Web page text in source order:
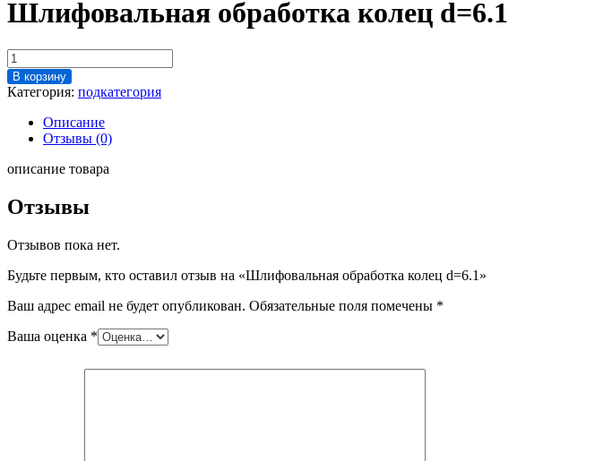
Шлифовальная обработка колец d=6.1
Количество
товара
Шлифовальная
обработка
колец
d=6.1
В корзину
Категория: подкатегория
Описание
Отзывы (0)
описание товара
Отзывы
Отзывов пока нет.
Будьте первым, кто оставил отзыв на «Шлифовальная обработка колец d=6.1»
Ваш адрес email не будет опубликован. Обязательные поля помечены *
Ваша оценка *